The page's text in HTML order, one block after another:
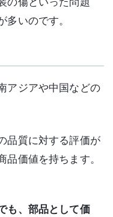
多いのです。
アジアや中国などの
品質に対する評価が
価値を持ちます。
も、部品として価